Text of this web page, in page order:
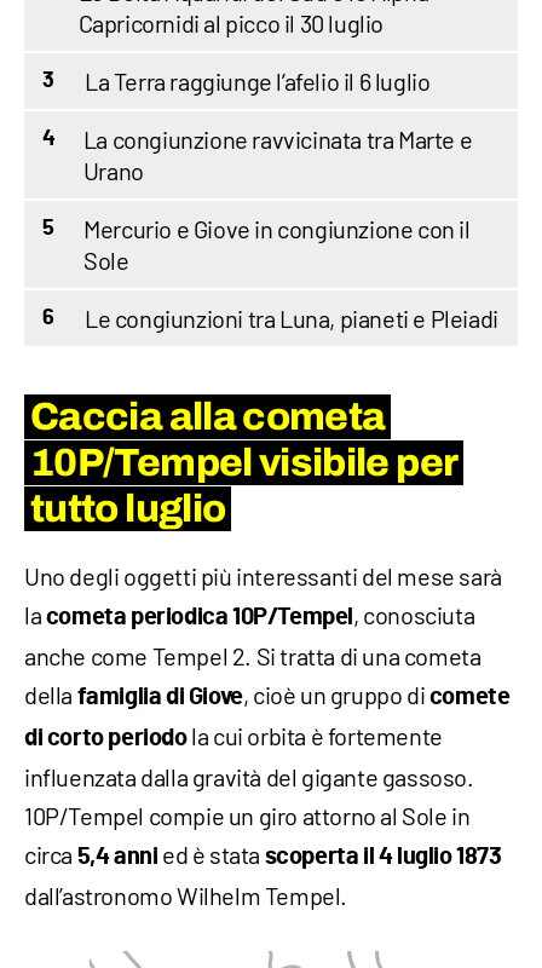
Capricornidi al picco il 30 luglio
3 La Terra raggiunge l’afelio il 6 luglio
4
La congiunzione ravvicinata tra Marte e
Urano
5
Mercurio e Giove in congiunzione con il
Sole
6 Le congiunzioni tra Luna, pianeti e Pleiadi
Caccia alla cometa
10P/Tempel visibile per
tutto luglio
Uno degli oggetti più interessanti del mese sarà
la cometa periodica 10P/Tempel , conosciuta
anche come Tempel 2. Si tratta di una cometa
della famiglia di Giove, cioè un gruppo di comete
di corto periodola cui orbita è fortemente
influenzata dalla gravità del gigante gassoso.
10P/Tempel compie un giro attorno al Sole in
circa 5,4 anni ed è stata scoperta il 4 luglio 1873
dall’astronomo Wilhelm Tempel.